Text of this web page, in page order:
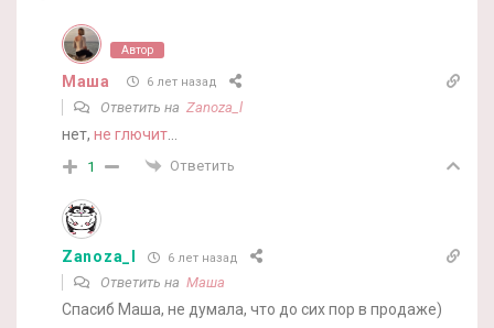
Автор
Маша 6 лет назад
Ответить на Zanoza_l
нет, не глючит
1 Ответить
Zanoza_l 6 лет назад
Ответить на Маша
Спасиб Маша, не думала, что до сих пор в продаже)